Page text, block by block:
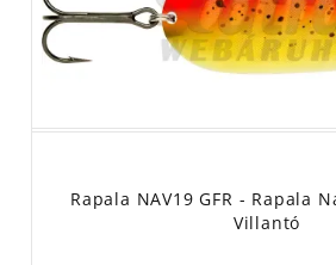
Rapala NAV19 GFR - Rapala
Villantó